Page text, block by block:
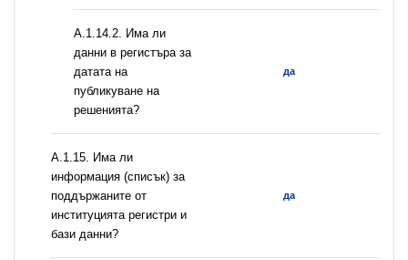
A.1.14.2. Има ли
данни в регистъра за
датата на
публикуване на
решенията?
да
А.1.15. Има ли
информация (списък) за
поддържаните от
институцията регистри и
бази данни?
да